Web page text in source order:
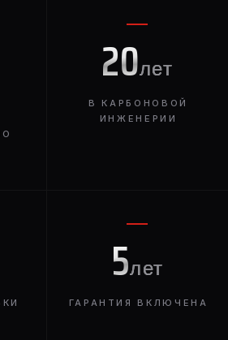
20лет
В КАРБОНОВОЙ
ИНЖЕНЕРИИ
5лет
ГАРАНТИЯ ВКЛЮЧЕНА